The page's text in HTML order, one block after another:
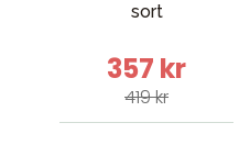
sort
357 kr
419 kr